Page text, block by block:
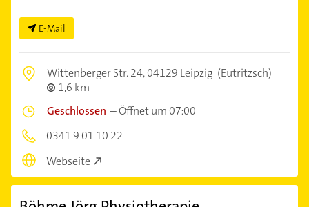
E-Mail
Wittenberger Str. 24,04129 Leipzig (Eutritzsch)
1,6 km
Geschlossen –Öffnet um 07:00
0341 9 01 10 22
Webseite